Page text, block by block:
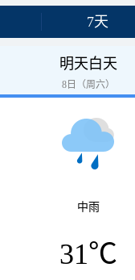
7天
明天白天
8日（周六）
中雨
31℃